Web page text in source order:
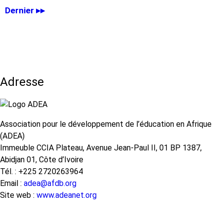
Dernière
Dernier ▸▸
Adresse
Association pour le développement de l’éducation en Afrique
(ADEA)
Immeuble CCIA Plateau, Avenue Jean-Paul II, 01 BP 1387,
Abidjan 01, Côte d’Ivoire
Tél. : +225 2720263964
Email : adea@afdb.org
Site web : www.adeanet.org